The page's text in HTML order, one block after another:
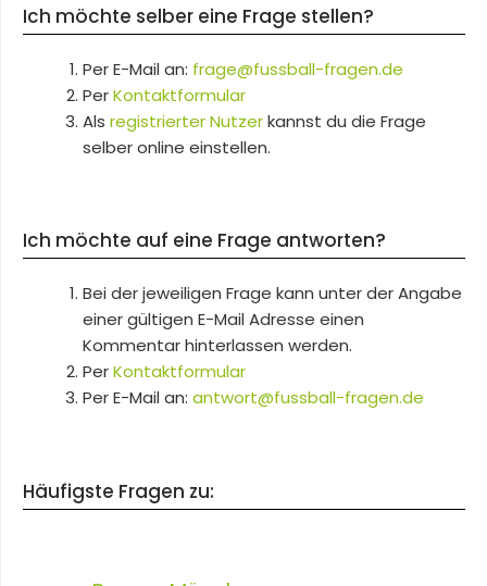
Ich möchte selber eine Frage stellen?
Per E-Mail an: frage@fussball-fragen.de
PerKontaktformular
Als registrierter Nutzerkannst du die Frage
selber online einstellen.
Ich möchte auf eine Frage antworten?
Bei der jeweiligen Frage kann unter der Angabe
einer gültigen E-Mail Adresse einen
Kommentar hinterlassen werden.
PerKontaktformular
Per E-Mail an: antwort@fussball-fragen.de
Häufigste Fragen zu: